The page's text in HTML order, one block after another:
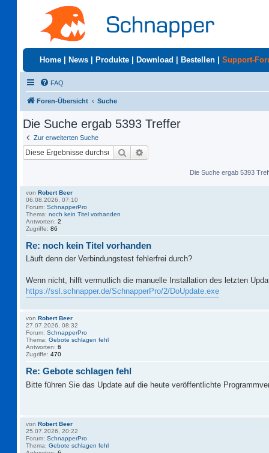
Home News Produkte Download Bestellen Support-
FAQ
Foren-Übersicht Suche
Die Suche ergab 5393 Treffer
Zur erweiterten Suche
Suche
Die Suche ergab 5393
von Robert Beer
06.08.2026, 07:10
Forum: SchnapperPro
Thema: noch kein Titel vorhanden
Antworten: 2
Zugriffe: 86
Re: noch kein Titel vorhanden
Läuft denn der Verbindungstest fehlerfrei durch?
Wenn nicht, hilft vermutlich die manuelle Installation des letzten
https://ssl.schnapper.de/SchnapperPro/2/DoUpdate.exe
von Robert Beer
27.07.2026, 08:32
Forum: SchnapperPro
Thema: Gebote schlagen fehl
Antworten: 6
Zugriffe: 470
Re: Gebote schlagen fehl
Bitte führen Sie das Update auf die heute veröffentlichte
von Robert Beer
25.07.2026, 20:22
Forum: SchnapperPro
Thema: Gebote schlagen fehl